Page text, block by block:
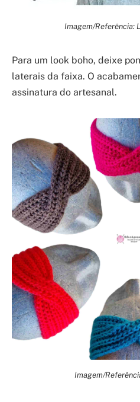
Imagem/Referência:
Para um look boho, deixe
laterais da faixa. O
assinatura do artesanal.
Imagem/